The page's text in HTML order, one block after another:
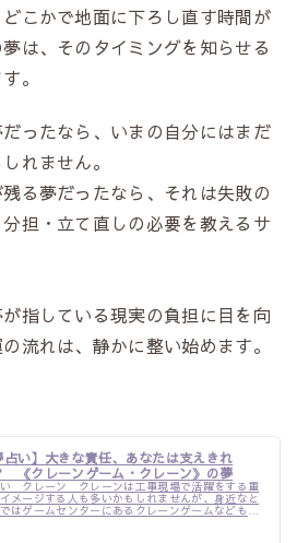
こかで地面に下ろし直す時間が
は、そのタイミングを知らせる
。
ったなら、いまの自分にはまだ
れません。
る夢だったなら、それは失敗の
担・立て直しの必要を教えるサ
指している現実の負担に目を向
流れは、静かに整い始めます。
占い】大きな責任、あなたは支えきれ
《クレーンゲーム・クレーン》の夢
クレーン クレーンは工事現場で活躍をする重
メージする人も多いかもしれませんが、身近なと
はゲームセンターにあるクレーンゲームなどもあ